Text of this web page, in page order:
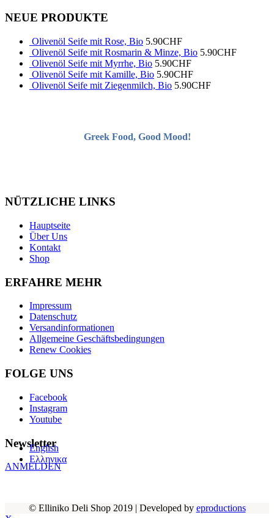
NEUE PRODUKTE
Olivenöl Seife mit Rose, Bio 5.90CHF
Olivenöl Seife mit Rosmarin & Minze, Bio 5.90CHF
Olivenöl Seife mit Myrrhe, Bio 5.90CHF
Olivenöl Seife mit Kamille, Bio 5.90CHF
Olivenöl Seife mit Ziegenmilch, Bio 5.90CHF
Greek Food, Good Mood!
NÜTZLICHE LINKS
Hauptseite
Über Uns
Kontakt
Shop
ERFAHRE MEHR
Impressum
Datenschutz
Versandinformationen
Allgemeine Geschäftsbedingungen
Renew Cookies
FOLGE UNS
Facebook
Instagram
Youtube
Newsletter
ANMELDEN
© Elliniko Deli Shop 2019 | Developed by eproductions
English
Ελληνικα